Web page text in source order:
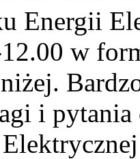
Energii
w
i